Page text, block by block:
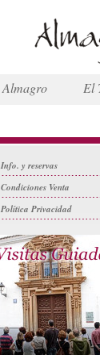
Almagro El
Info. y reservas
Condiciones Venta
Política Privacidad